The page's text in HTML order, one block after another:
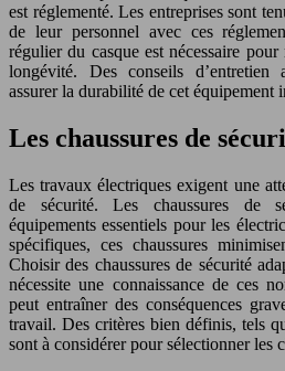
est réglementé. Les entreprises sont
de leur personnel avec ces
régulier du casque est nécessaire
longévité. Des conseils d’entretien
assurer la durabilité de cet équipement
Les chaussures de
Les travaux électriques exigent une
de sécurité. Les chaussures de
équipements essentiels pour les
spécifiques, ces chaussures
Choisir des chaussures de sécurité
nécessite une connaissance de ces
peut entraîner des conséquences
travail. Des critères bien définis, tels
sont à considérer pour sélectionner les